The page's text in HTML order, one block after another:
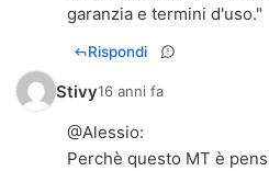
garanzia e termini d'uso."
Rispondi
Stivy16 anni fa
@Alessio:
Perchè questo MT è